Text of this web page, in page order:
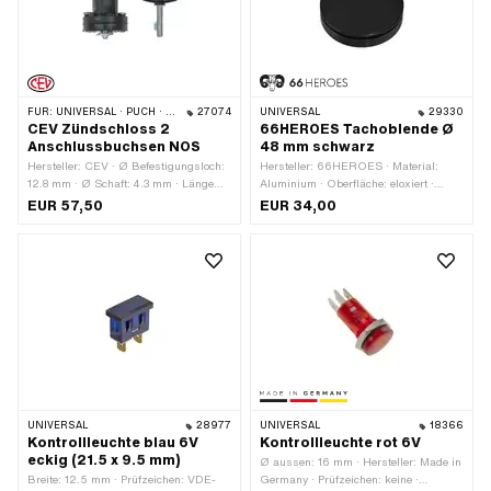
FÜR: UNIVERSAL · PUCH · SACHS · PONY / CILO (BETA 521 & 512) 27074
CEV Zündschloss 2
Anschlussbuchsen NOS
Hersteller: CEV · Ø Befestigungsloch:
12.8 mm · Ø Schaft: 4.3 mm · Länge
Schaft: 22 mm
EUR 57,50
UNIVERSAL 29330
66HEROES Tachoblende Ø
48 mm schwarz
Hersteller: 66HEROES · Material:
Aluminium · Oberfläche: eloxiert ·
Farbe: schwarz · Ø Befestigungsloch:
EUR 34,00
UNIVERSAL 28977
Kontrollleuchte blau 6V
eckig (21.5 x 9.5 mm)
Breite: 12.5 mm · Prüfzeichen: VDE-
UNIVERSAL 18366
Kontrollleuchte rot 6V
Ø aussen: 16 mm · Hersteller: Made in
Germany · Prüfzeichen: keine ·